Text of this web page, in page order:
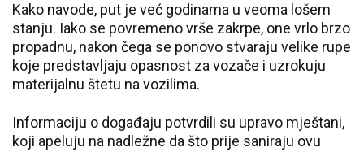
Kako navode, put je već godinama u veoma lošem
stanju. Iako se povremeno vrše zakrpe, one vrlo brzo
propadnu, nakon čega se ponovo stvaraju velike rupe
koje predstavljaju opasnost za vozače i uzrokuju
materijalnu štetu na vozilima.
Informaciju o događaju potvrdili su upravo mještani,
koji apeluju na nadležne da što prije saniraju ovu